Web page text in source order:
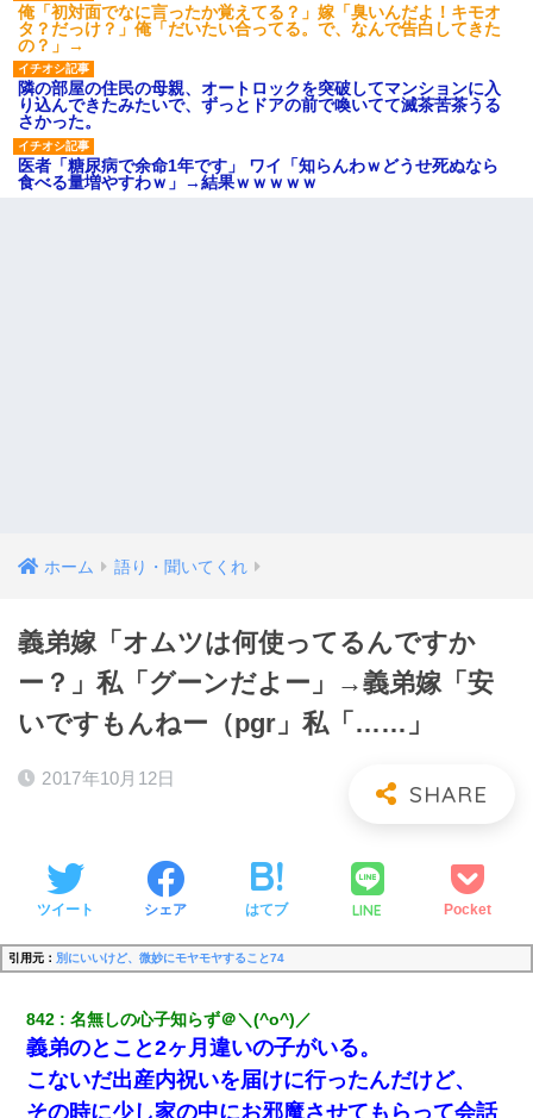
俺「初対面でなに言ったか覚えてる？」嫁「臭いんだよ！キモオ
タ？だっけ？」俺「だいたい合ってる。で、なんで告白してきた
の？」→
隣の部屋の住民の母親、オートロックを突破してマンションに入
り込んできたみたいで、ずっとドアの前で喚いてて滅茶苦茶うる
さかった。
医者「糖尿病で余命1年です」 ワイ「知らんわｗどうせ死ぬなら
食べる量増やすわｗ」→結果ｗｗｗｗｗ
ホーム 語り・聞いてくれ
義弟嫁「オムツは何使ってるんですか
ー？」私「グーンだよー」→義弟嫁「安
いですもんねー（pgr」私「……」
2017年10月12日
ツイート シェア はてブ LINE Pocket
引用元： 別にいいけど、微妙にモヤモヤすること74
842 名無しの心子知らず＠＼(^o^)／
義弟のとこと2ヶ月違いの子がいる。
こないだ出産内祝いを届けに行ったんだけど、
その時に少し家の中にお邪魔させてもらって会話